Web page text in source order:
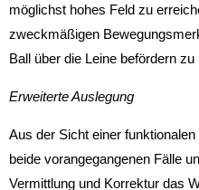
möglichst hohes Feld zu
zweckmäßigen
Ball über die Leine befördern
Erweiterte Auslegung
Aus der Sicht einer
beide vorangegangenen Fälle
Vermittlung und Korrektur das